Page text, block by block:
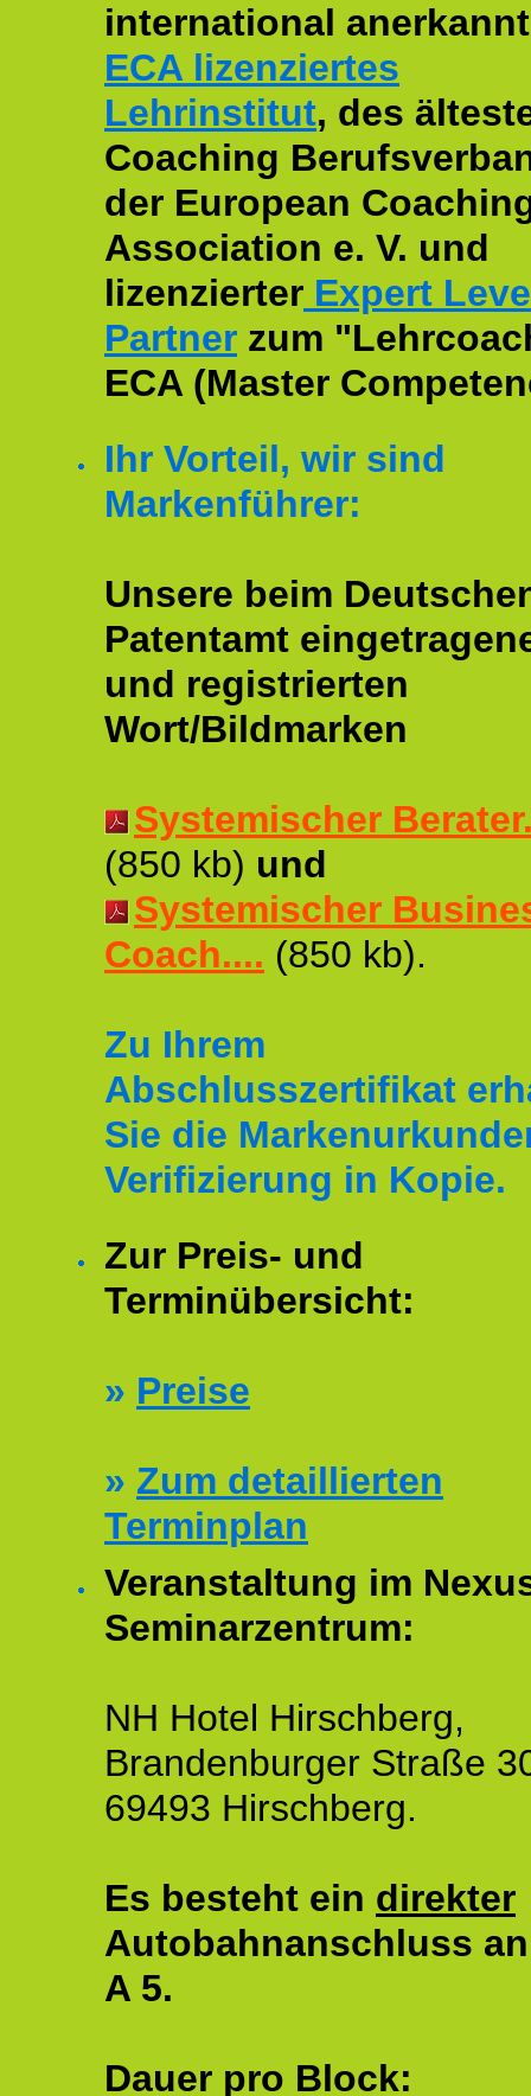
international
ECA lizenziertes
Lehrinstitut, des
Coaching
der European
Association e. V. und
lizenzierter Expert
Partner zum
ECA (Master
Ihr Vorteil, wir sind
Markenführer:
Unsere beim
Patentamt
und registrierten
Wort/Bildmarken
Systemischer
(850 kb) und
Systemischer
Coach.... (850 kb).
Zu Ihrem
Abschlusszertifikat
Sie die
Verifizierung in Kopie.
Zur Preis- und
Terminübersicht:
» Preise
» Zum detaillierten
Terminplan
Veranstaltung im
Seminarzentrum:
NH Hotel Hirschberg,
Brandenburger Straße
69493 Hirschberg.
Es besteht ein direkter
Autobahnanschluss
A 5.
Dauer pro Block: